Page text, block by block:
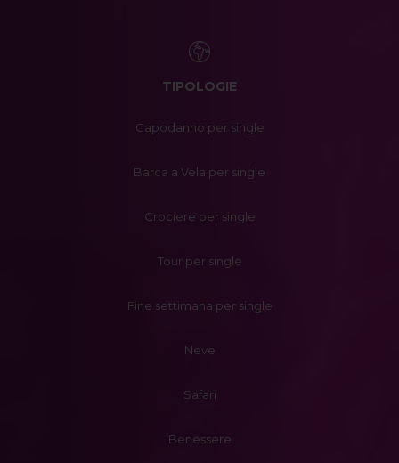
TIPOLOGIE
Capodanno per single
Barca a Vela per single
Crociere per single
Tour per single
Fine settimana per single
Neve
Safari
Benessere